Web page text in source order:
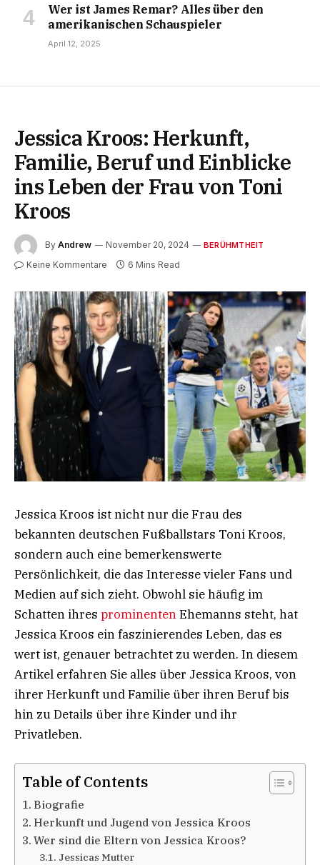
Wer ist James Remar? Alles über den
amerikanischen Schauspieler
April 12, 2025
Jessica Kroos: Herkunft,
Familie, Beruf und Einblicke
ins Leben der Frau von Toni
Kroos
By Andrew November 20, 2024 BERÜHMTHEIT
Keine Kommentare 6 Mins Read
Jessica Kroos ist nicht nur die Frau des
bekannten deutschen Fußballstars Toni Kroos,
sondern auch eine bemerkenswerte
Persönlichkeit, die das Interesse vieler Fans und
Medien auf sich zieht. Obwohl sie häufig im
Schatten ihres prominentenEhemanns steht, hat
Jessica Kroos ein faszinierendes Leben, das es
wert ist, genauer betrachtet zu werden. In diesem
Artikel erfahren Sie alles über Jessica Kroos, von
ihrer Herkunft und Familie über ihren Beruf bis
hin zu Details über ihre Kinder und ihr
Privatleben.
Table of Contents
Biografie
Herkunft und Jugend von Jessica Kroos
Wer sind die Eltern von Jessica Kroos?
Jessicas Mutter